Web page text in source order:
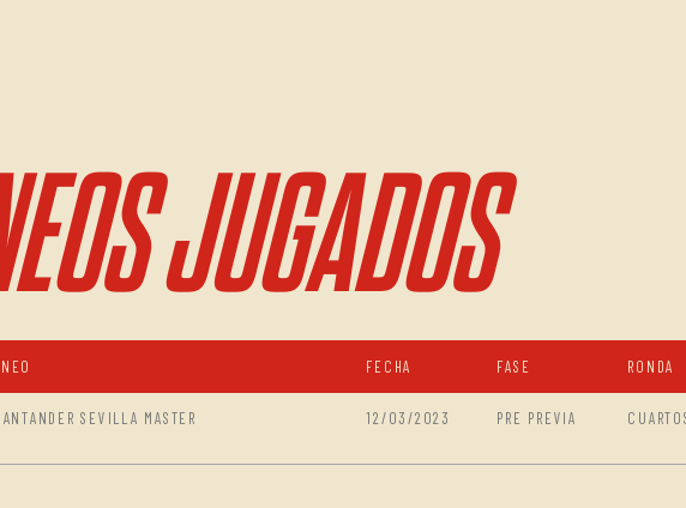
JUGADOS
FECHA FASE RONDA
SEVILLA MASTER 12/03/2023 PRE PREVIA